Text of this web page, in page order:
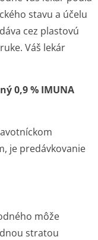
stavu a účelu
cez plastovú
Váš lekár
0,9 % IMUNA
je predávkovanie
môže
stratou